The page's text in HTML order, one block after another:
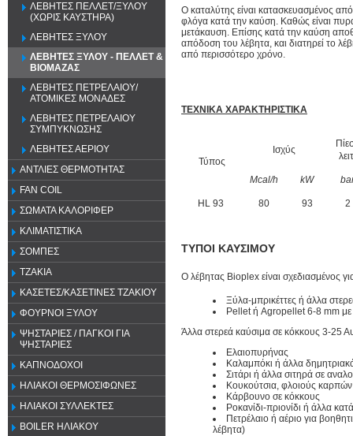
ΛΕΒΗΤΕΣ ΠΕΛΛΕΤ/ΞΥΛΟΥ
(ΧΩΡΙΣ ΚΑΥΣΤΗΡΑ)
ΛΕΒΗΤΕΣ ΞΥΛΟΥ
ΛΕΒΗΤΕΣ ΞΥΛΟΥ - ΠΕΛΛΕΤ &
ΒΙΟΜΑΖΑΣ
ΛΕΒΗΤΕΣ ΠΕΤΡΕΛΑΙΟΥ/
ΑΤΟΜΙΚΕΣ ΜΟΝΑΔΕΣ
ΛΕΒΗΤΕΣ ΠΕΤΡΕΛΑΙΟΥ
ΣΥΜΠΥΚΝΩΣΗΣ
ΛΕΒΗΤΕΣ ΑΕΡΙΟΥ
ΑΝΤΛΙΕΣ ΘΕΡΜΟΤΗΤΑΣ
FAN COIL
ΣΩΜΑΤΑ ΚΑΛΟΡΙΦΕΡ
ΚΛΙΜΑΤΙΣΤΙΚΑ
ΣΟΜΠΕΣ
ΤΖΑΚΙΑ
ΚΑΣΕΤΕΣ/ΚΑΣΕΤΙΝΕΣ ΤΖΑΚΙΟΥ
ΦΟΥΡΝΟΙ ΞΥΛΟΥ
ΨΗΣΤΑΡΙΕΣ / ΠΑΓΚΟΙ ΓΙΑ
ΨΗΣΤΑΡΙΕΣ
ΚΑΠΝΟΔΟΧΟΙ
ΗΛΙΑΚΟΙ ΘΕΡΜΟΣΙΦΩΝΕΣ
ΗΛΙΑΚΟΙ ΣΥΛΛΕΚΤΕΣ
BOILER ΗΛΙΑΚΟΥ
Ο καταλύτης είναι κατασκευασμένος
φλόγα κατά την καύση. Καθώς είναι
μετάκαυση. Επίσης κατά την καύση
απόδοση του λέβητα, και διατηρεί το
από περισσότερο χρόνο.
ΤΕΧΝΙΚΑ ΧΑΡΑΚΤΗΡΙΣΤΙΚΑ
Τύπος
Ισχύς
Mcal/h kW
HL 93 80 93 2
ΤΥΠΟΙ ΚΑΥΣΙΜΟΥ
Ο λέβητας Bioplex είναι σχεδιασμένος
Ξύλα-μπρικέττες ή άλλα
Pellet ή Agropellet 6-8 mm
Άλλα στερεά καύσιμα σε κόκκους 3-25
Ελαιοπυρήνας
Καλαμπόκι ή άλλα
Σιτάρι ή άλλα σιτηρά σε
Κουκούτσια, φλοιούς
Κάρβουνο σε κόκκους
Ροκανίδι-πριονίδι ή άλλα
Πετρέλαιο ή αέριο για
λέβητα)